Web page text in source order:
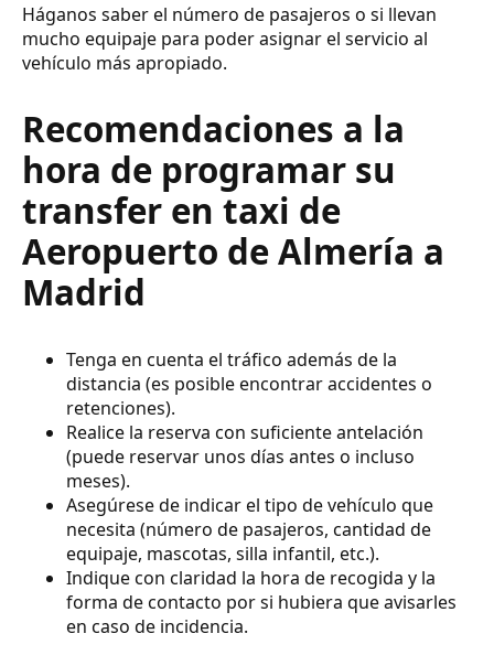
Háganos saber el número de pasajeros o si llevan
mucho equipaje para poder asignar el servicio al
vehículo más apropiado.
Recomendaciones a la
hora de programar su
transfer en taxi de
Aeropuerto de Almería a
Madrid
Tenga en cuenta el tráfico además de la
distancia (es posible encontrar accidentes o
retenciones).
Realice la reserva con suficiente antelación
(puede reservar unos días antes o incluso
meses).
Asegúrese de indicar el tipo de vehículo que
necesita (número de pasajeros, cantidad de
equipaje, mascotas, silla infantil, etc.).
Indique con claridad la hora de recogida y la
forma de contacto por si hubiera que avisarles
en caso de incidencia.